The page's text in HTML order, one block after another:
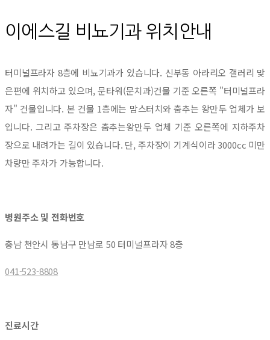
이에스길 비뇨기과 위치안내
터미널프라자 8층에 비뇨기과가 있습니다. 신부동 아라리오 갤러리 맞
은편에 위치하고 있으며, 문타워(문치과)건물 기준 오른쪽 "터미널프라
자" 건물입니다. 본 건물 1층에는 맘스터치와 춤추는 왕만두업체가 보
입니다. 그리고 주차장은 춤추는왕만두 업체 기준 오른쪽에 지하주차
장으로 내려가는 길이 있습니다. 단, 주차장이 기계식이라 3000cc 미만
차량만 주차가 가능합니다.
병원주소 및 전화번호
충남 천안시 동남구 만남로 50 터미널프라자 8층
041-523-8808
진료시간